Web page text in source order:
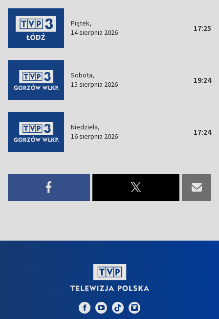
Piątek,
14 sierpnia 2026
17:25
Sobota,
15 sierpnia 2026
19:24
Niedziela,
16 sierpnia 2026
17:24